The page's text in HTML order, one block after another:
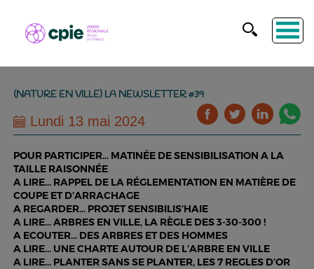
(NATURE EN VILLE) LA NEWSLETTER #39
Lundi 13 mai 2024
POUR PARTICIPER… MATINÉE DE SENSIBILISATION A LA
TAILLE RAISONNÉE
A LIRE… RAPPEL DE LA RÉGLEMENTATION EN MATIÈRE DE
COUPE ET D’ARRACHAGE
A REGARDER… PROJET SENSIBILIS’HAIE
A LIRE… ARBRES EN VILLE, LA RÈGLE DES 3-30-300 !
A ECOUTER… DES ARBRES ET DES HOMMES
A LIRE… UNE CHARTE AUTOUR DE L’ARBRE EN VILLE
A LIRE… PLANTER SANS SE PLANTER, LES 7 REGLES D’OR